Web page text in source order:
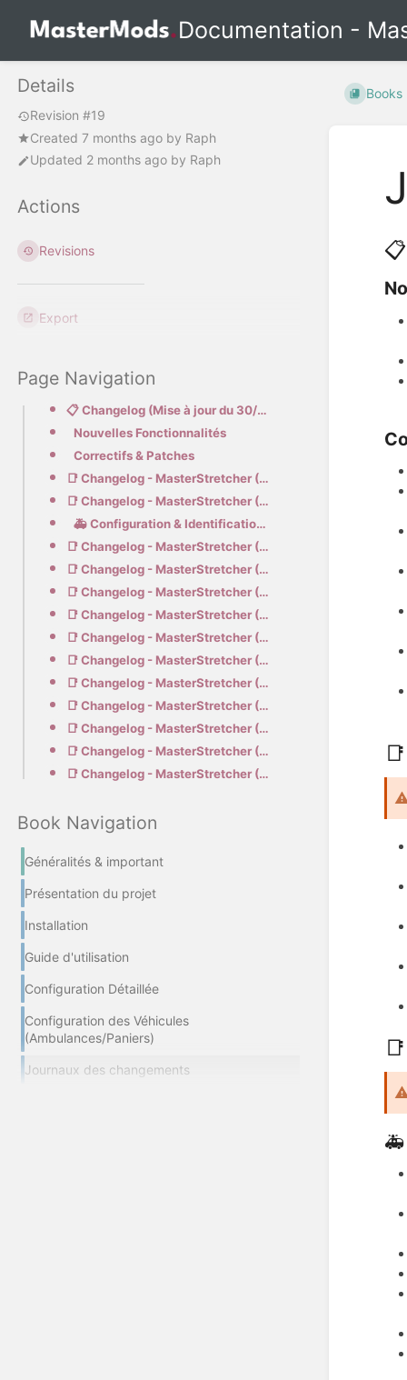
Documentation -
Details
Revision #19
Created 7 months ago by Raph
Updated 2 months ago by Raph
Actions
Revisions
Export
Page Navigation
📋 Changelog (Mise à jour du 30/12 - 31/12) - 3.1.0
Nouvelles Fonctionnalités
Correctifs & Patches
📑 Changelog - MasterStretcher (Mise à jour du 01/01) - 3.1.1
📑 Changelog - MasterStretcher (Mise à jour du 02/01) - 3.1.4
🚑 Configuration & Identification des Véhicules
📑 Changelog - MasterStretcher (Mise à jour du 02/01) - 3.1.5
📑 Changelog - MasterStretcher (Mise à jour du 03/01) - 3.1.6
📑 Changelog - MasterStretcher (Mise à jour du 25/01) - 3.1.7
📑 Changelog - MasterStretcher (Mise à jour du 25/01) - 3.1.8
📑 Changelog - MasterStretcher (Mise à jour du 15/02) - 3.2.0
📑 Changelog - MasterStretcher (Mise à jour du 17/02) - 3.2.1
📑 Changelog - MasterStretcher (Mise à jour du 18/03) - 3.2.2
📑 Changelog - MasterStretcher (Mise à jour du 01/04) - 3.2.3
📑 Changelog - MasterStretcher (Mise à jour du 02/04) - 3.2.4
📑 Changelog - MasterStretcher (Mise à jour du 03/04) - 3.2.5
📑 Changelog - MasterStretcher (Mise à jour du 13/05) - 3.2.6
Book Navigation
Généralités & important
Présentation du projet
Installation
Guide d'utilisation
Configuration Détaillée
Configuration des Véhicules
(Ambulances/Paniers)
Journaux des changements
Books